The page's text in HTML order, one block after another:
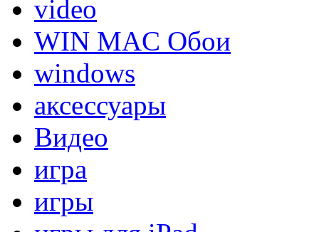
video
WIN MAC Обои
windows
аксессуары
Видео
игра
игры